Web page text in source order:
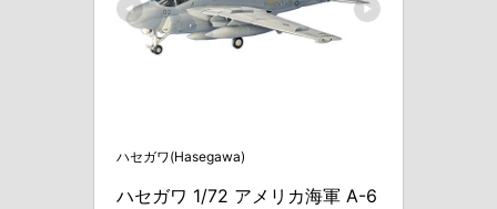
ハセガワ(Hasegawa)
ハセガワ 1/72 アメリカ海軍 A-6